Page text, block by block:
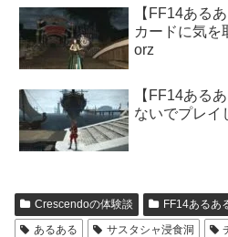
【FF14ある
カードに気を
orz
【FF14ある
ないでプレイ
Crescendoの体験談 FF14あるあ
あるある
サスタシャ浸食洞